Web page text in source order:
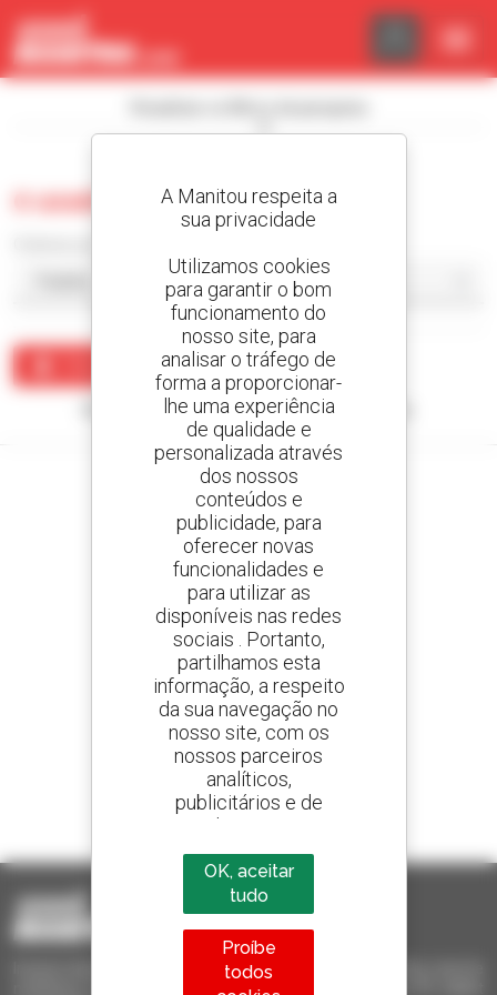
0 usado compactador
Criar um alerta
Nenhum resultado corresponde à sua pesquisa.
Crie os seus alertas
e receba anúncios de equipamentos usados
800 concessionários
A Manitou em todo o mundo
1 em cada 4 telescópicos
vendido no mundo é um manitou
Invia le richieste a più concessionari contemporaneamente, ricevi le
notifiche in base agli alert impostati. Tutto questo dal tuo PC, tablet
Painel de Gerenciamento de Cookies
A Manitou respeita a
sua privacidade
Utilizamos cookies
para garantir o bom
funcionamento do
nosso site, para
analisar o tráfego de
forma a proporcionar-
lhe uma experiência
de qualidade e
personalizada através
dos nossos
conteúdos e
publicidade, para
oferecer novas
funcionalidades e
para utilizar as
disponíveis nas redes
sociais . Portanto,
partilhamos esta
informação, a respeito
da sua navegação no
nosso site, com os
nossos parceiros
analíticos,
publicitários e de
redes sociais
OK, aceitar
tudo
Proíbe
todos